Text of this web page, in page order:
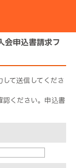
会申込書請求フ
て送信してくださ
認ください。申込書